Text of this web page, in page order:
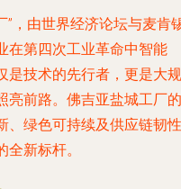
”，由世界经济论坛与麦肯
在第四次工业革命中智能
是技术的先行者，更是大规
亮前路。佛吉亚盐城工厂的
、绿色可持续及供应链韧性
新标杆。